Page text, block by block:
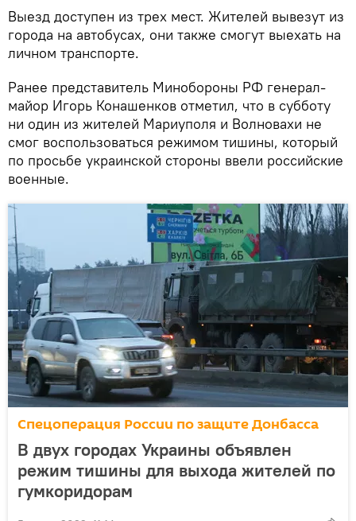
Выезд доступен из трех мест. Жителей вывезут из
города на автобусах, они также смогут выехать на
личном транспорте.
Ранее представитель Минобороны РФ генерал-
майор Игорь Конашенков отметил, что в субботу
ни один из жителей Мариуполя и Волновахи не
смог воспользоваться режимом тишины, который
по просьбе украинской стороны ввели российские
военные.
Спецоперация России по защите Донбасса
В двух городах Украины объявлен
режим тишины для выхода жителей по
гумкоридорам